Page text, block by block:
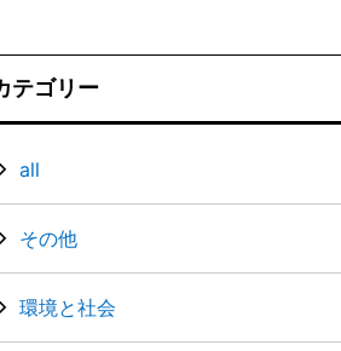
テゴリー
all
その他
環境と社会